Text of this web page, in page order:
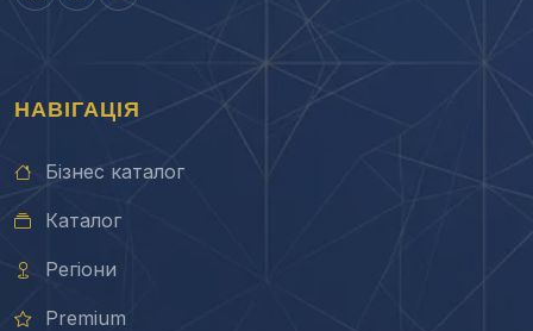
НАВІГАЦІЯ
Бізнес каталог
Каталог
Регіони
Premium